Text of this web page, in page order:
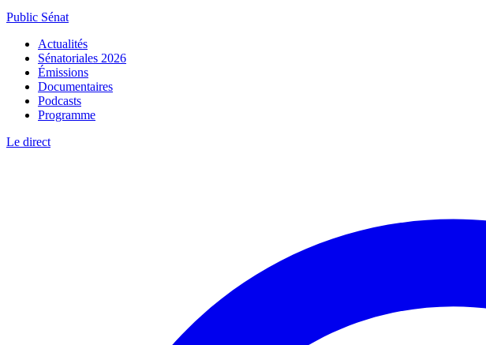
Public Sénat
Actualités
Sénatoriales 2026
Émissions
Documentaires
Podcasts
Programme
Le direct